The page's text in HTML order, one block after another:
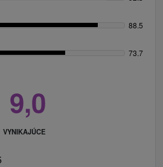
88.5
73.7
9,0
VYNIKAJÚCE